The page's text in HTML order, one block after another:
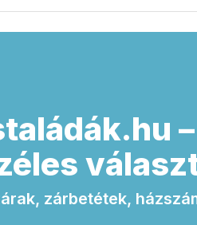
zárbetétek,